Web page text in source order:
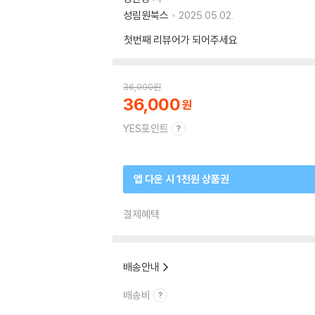
성림원북스
2025.05.02.
첫번째 리뷰어가 되어주세요
36,000원
36,000
YES포인트
앱 다운 시 1천원 상품권
결제혜택
배송안내
배송비